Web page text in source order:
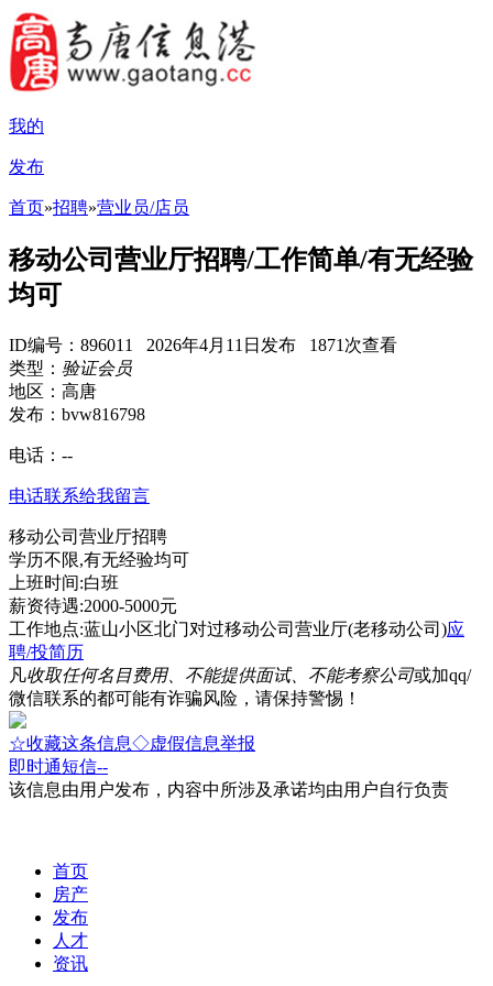
我的
发布
首页»招聘»营业员/店员
移动公司营业厅招聘/工作简单/有无经验
均可
ID编号：896011 2026年4月11日发布 1871次查看
类型： 验证会员
地区：高唐
发布：bvw816798
电话： --
电话联系给我留言
移动公司营业厅招聘
学历不限,有无经验均可
上班时间:白班
薪资待遇:2000-5000元
工作地点:蓝山小区北门对过移动公司营业厅(老移动公司)应
聘/投简历
凡收取任何名目费用、不能提供面试、不能考察公司或加qq/
微信联系的都可能有诈骗风险，请保持警惕！
☆收藏这条信息◇虚假信息举报
即时通短信--
该信息由用户发布，内容中所涉及承诺均由用户自行负责
首页
房产
发布
人才
资讯